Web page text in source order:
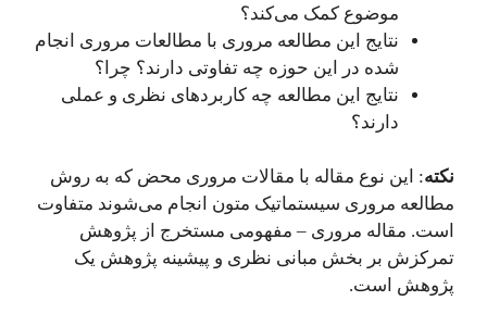
موضوع کمک می‌کند؟
نتایج این مطالعه مروری با مطالعات مروری انجام
شده در این حوزه چه تفاوتی دارند؟ چرا؟
نتایج این مطالعه چه کاربردهای نظری و عملی
دارند؟
نکته: این نوع مقاله با مقالات مروری محض که به روش
مطالعه مروری سیستماتیک متون انجام می‌شوند متفاوت
است. مقاله مروری – مفهومی مستخرج از پژوهش
تمرکزش بر بخش مبانی نظری و پیشینه پژوهش یک
پژوهش است.